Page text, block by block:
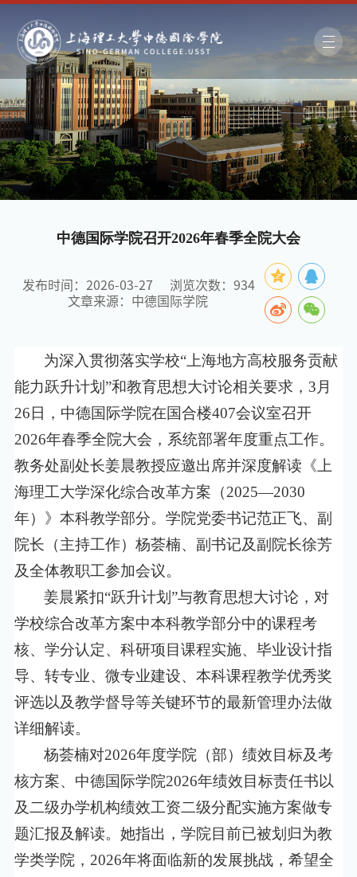
中德国际学院召开2026年春季全院大会
发布时间：2026-03-27 浏览次数：934
文章来源：中德国际学院
为深入贯彻落实学校“上海地方高校服务贡献
能力跃升计划”和教育思想大讨论相关要求， 3月
26 日，中德国际学院在国合楼407会议室召开
2026年春季全院大会，系统部署年度重点工作。
教务处副处长姜晨教授应邀出席并深度解读《上
海理工大学深化综合改革方案（2025—2030
年）》本科教学部分。学院党委书记范正飞、副
院长（主持工作）杨荟楠、副书记及副院长徐芳
及全体教职工参加会议。
姜晨紧扣“跃升计划”与教育思想大讨论，对
学校综合改革方案中本科教学部分中的课程考
核、学分认定、科研项目课程实施、毕业设计指
导、转专业、微专业建设、本科课程教学优秀奖
评选以及教学督导等关键环节的最新管理办法做
详细解读。
杨荟楠对2026年度学院（部）绩效目标及考
核方案、中德国际学院2026年绩效目标责任书以
及二级办学机构绩效工资二级分配实施方案做专
题汇报及解读。她指出，学院目前已被划归为教
学类学院， 2026年将面临新的发展挑战，希望全